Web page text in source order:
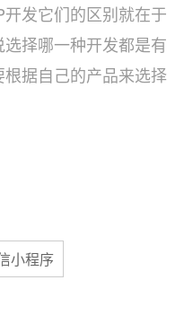
发它们的区别就在于
择哪一种开发都是有
据自己的产品来选择
小程序